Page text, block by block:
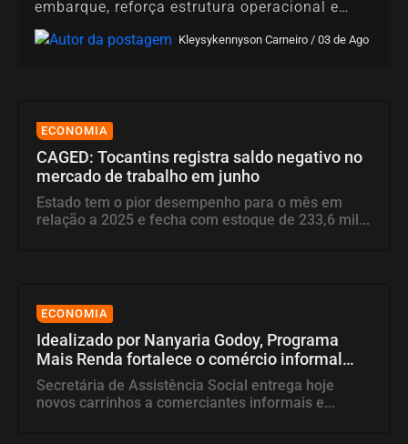
embarque, reforça estrutura operacional e
abre espaço...
Kleysykennyson Carneiro / 03 de Ago
ECONOMIA
CAGED: Tocantins registra saldo negativo no
mercado de trabalho em junho
Estado tem o pior desempenho para o mês em
relação a 2025 e fecha com estoque de 233,6 mil...
ECONOMIA
Idealizado por Nanyaria Godoy, Programa
Mais Renda fortalece o comércio informal
de...
Secretária de Assistência Social entrega hoje
novos carrinhos a comerciantes informais e...